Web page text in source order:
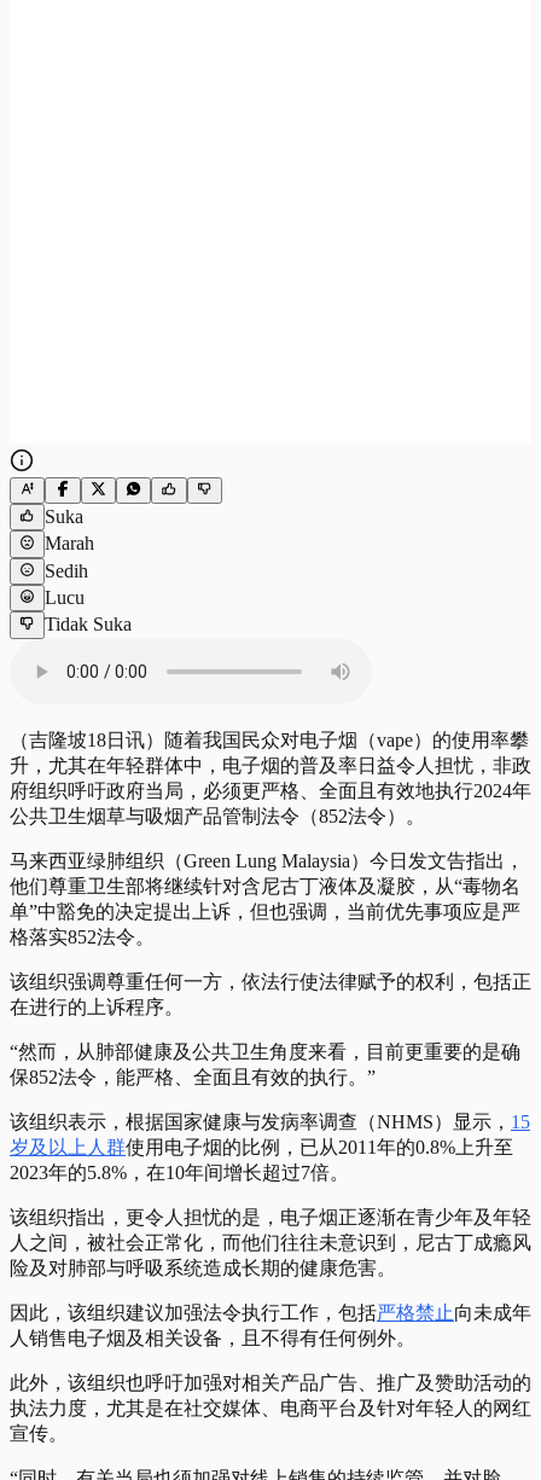
Suka
Marah
Sedih
Lucu
Tidak Suka
（吉隆坡18日讯）随着我国民众对电子烟（vape）的使用率攀
升，尤其在年轻群体中，电子烟的普及率日益令人担忧，非政
府组织呼吁政府当局，必须更严格、全面且有效地执行2024年
公共卫生烟草与吸烟产品管制法令（852法令）。
马来西亚绿肺组织（Green Lung Malaysia）今日发文告指出，
他们尊重卫生部将继续针对含尼古丁液体及凝胶，从“毒物名
单”中豁免的决定提出上诉，但也强调，当前优先事项应是严
格落实852法令。
该组织强调尊重任何一方，依法行使法律赋予的权利，包括正
在进行的上诉程序。
“然而，从肺部健康及公共卫生角度来看，目前更重要的是确
保852法令，能严格、全面且有效的执行。”
该组织表示，根据国家健康与发病率调查（NHMS）显示， 15
岁及以上人群使用电子烟的比例，已从2011年的0.8%上升至
2023年的5.8%，在10年间增长超过7倍。
该组织指出，更令人担忧的是，电子烟正逐渐在青少年及年轻
人之间，被社会正常化，而他们往往未意识到，尼古丁成瘾风
险及对肺部与呼吸系统造成长期的健康危害。
因此，该组织建议加强法令执行工作，包括严格禁止向未成年
人销售电子烟及相关设备，且不得有任何例外。
此外，该组织也呼吁加强对相关产品广告、推广及赞助活动的
执法力度，尤其是在社交媒体、电商平台及针对年轻人的网红
宣传。